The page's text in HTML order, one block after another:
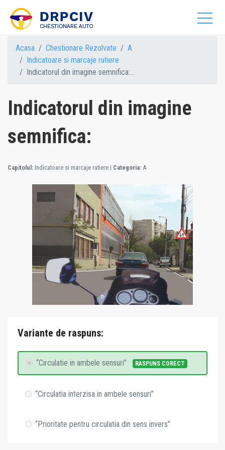
Acasa Chestionare Rezolvate
A
Indicatoare si marcaje rutiere
Indicatorul din imagine semnifica:...
Indicatorul din imagine
semnifica:
Capitolul: Indicatoare si marcaje rutiere | Categoria: A
Variante de raspuns:
“Circulatie in ambele sensuri” RASPUNS CORECT
“Circulatia interzisa in ambele sensuri”
“Prioritate pentru circulatia din sens invers”